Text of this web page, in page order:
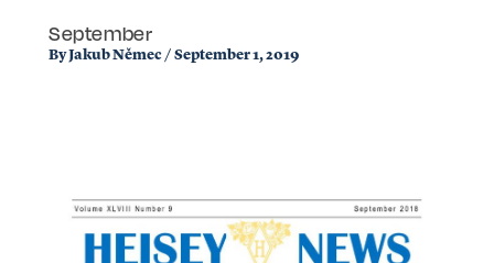
September
ByJakub Němec / September 1, 2019